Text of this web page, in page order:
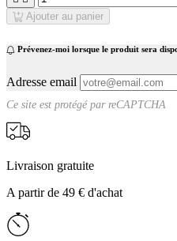
Ajouter au panier
Prévenez-moi lorsque le produit sera
Adresse email
Ce site est protégé parreCAPTCHA
Livraison gratuite
A partir de 49 € d'achat